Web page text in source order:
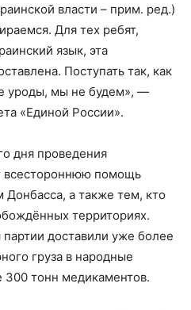
власти – прим. ред.)
Для тех ребят,
язык, эта
Поступать так, как
уроды, мы не будем», —
«Единой России».
дня проведения
всестороннюю помощь
а также тем, кто
территориях.
доставили уже более
груза в народные
300 тонн медикаментов.